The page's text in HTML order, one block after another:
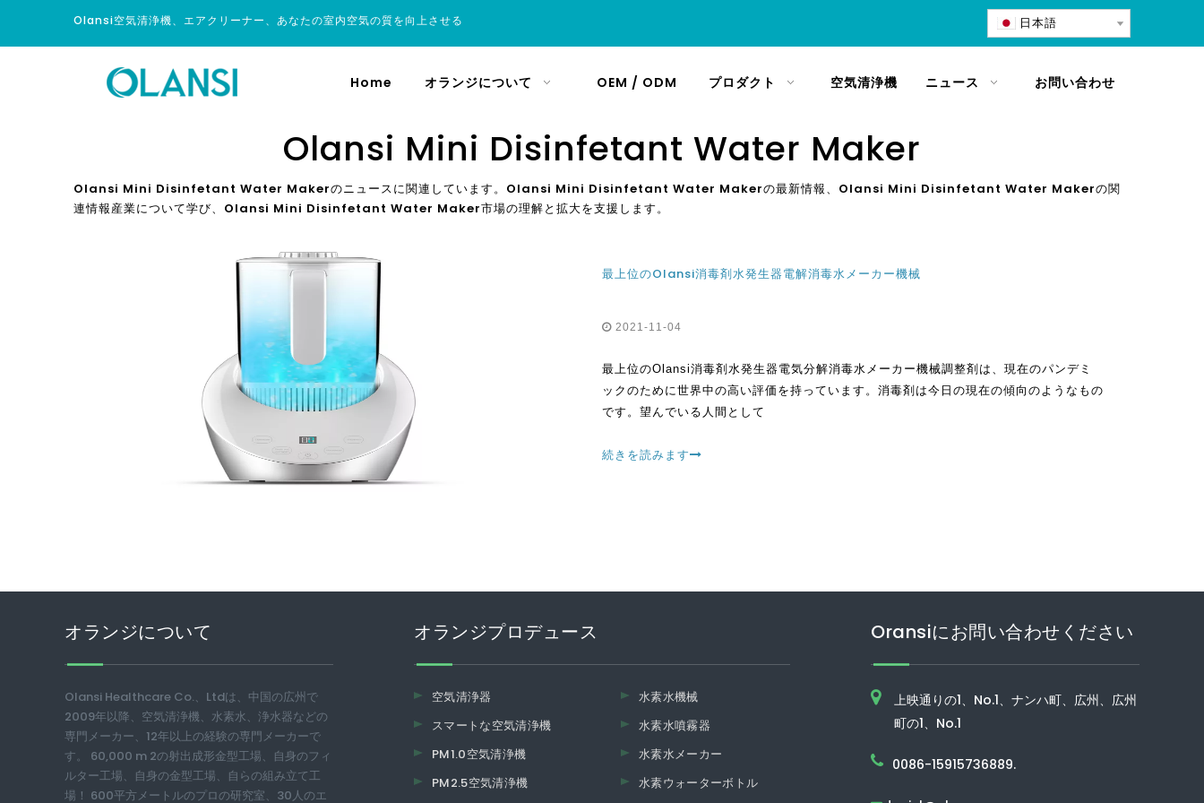
Olansi空気清浄機、エアクリーナー、あなたの室内空気の質を向上させる 日本語
Home オランジについて OEM / ODM プロダクト 空気清浄機 ニュース お問い合わせ
Olansi Mini Disinfetant Water Maker
Olansi Mini Disinfetant Water Makerのニュースに関連しています。 Olansi Mini Disinfetant Water Makerの最新情報、 Olansi Mini Disinfetant Water Makerの関
連情報産業について学び、 Olansi Mini Disinfetant Water Maker市場の理解と拡大を支援します。
最上位のOlansi消毒剤水発生器電解消毒水メーカー機械
2021-11-04
最上位のOlansi消毒剤水発生器電気分解消毒水メーカー機械調整剤は、現在のパンデミ
ックのために世界中の高い評価を持っています。消毒剤は今日の現在の傾向のようなもの
です。望んでいる人間として
続きを読みます
オランジについて
Olansi Healthcare Co.、Ltdは、中国の広州で
2009年以降、空気清浄機、水素水、浄水器などの
専門メーカー、12年以上の経験の専門メーカーで
す。 60,000 m 2の射出成形金型工場、自身のフィ
ルター工場、自身の金型工場、自らの組み立て工
場！ 600平方メートルのプロの研究室、30人のエ
オランジプロデュース
空気清浄器
スマートな空気清浄機
PM1.0空気清浄機
PM2.5空気清浄機
水素水機械
水素水噴霧器
水素水メーカー
水素ウォーターボトル
Oransiにお問い合わせください
上映通りの1、No.1、ナンハ町、広州、広州
町の1、No.1
0086-15915736889.